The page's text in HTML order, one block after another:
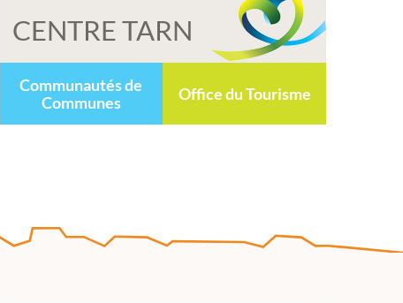
CENTRE TARN
Communautés de
Communes
Office du Tourisme